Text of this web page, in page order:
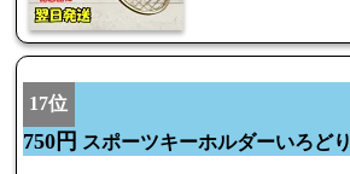
17位
750円 スポーツキーホルダーいろどり